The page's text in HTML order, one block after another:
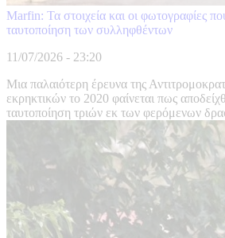
Marfin: Τα στοιχεία και οι φωτογραφίες
ταυτοποίηση των συλληφθέντων
11/07/2026 - 23:20
Μια παλαιότερη έρευνα της
εκρηκτικών το 2020 φαίνεται πως
ταυτοποίηση τριών εκ των φερόμενων